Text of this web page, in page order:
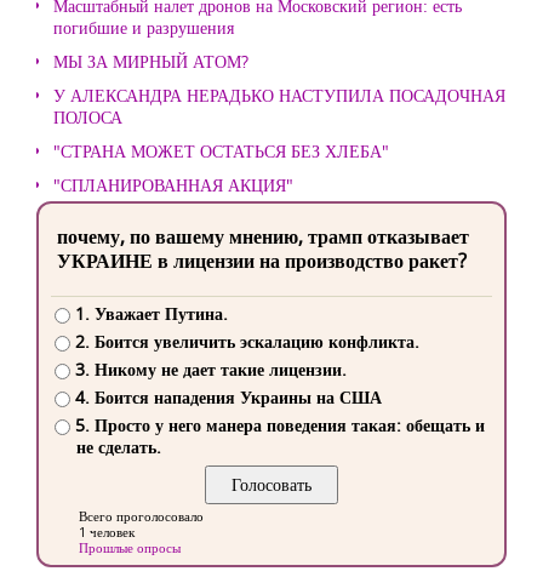
Масштабный налет дронов на Московский регион: есть
погибшие и разрушения
МЫ ЗА МИРНЫЙ АТОМ?
У АЛЕКСАНДРА НЕРАДЬКО НАСТУПИЛА ПОСАДОЧНАЯ
ПОЛОСА
"СТРАНА МОЖЕТ ОСТАТЬСЯ БЕЗ ХЛЕБА"
"СПЛАНИРОВАННАЯ АКЦИЯ"
почему, по вашему мнению, трамп отказывает
УКРАИНЕ в лицензии на производство ракет?
1. Уважает Путина.
2. Боится увеличить эскалацию конфликта.
3. Никому не дает такие лицензии.
4. Боится нападения Украины на США
5. Просто у него манера поведения такая: обещать и
не сделать.
Всего проголосовало
1 человек
Прошлые опросы